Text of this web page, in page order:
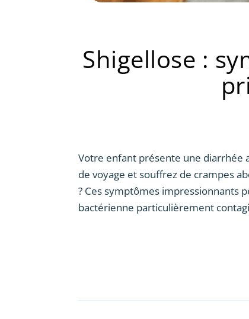
Shigellose :
Votre enfant présente une diarrhée
de voyage et souffrez de crampes
? Ces symptômes impressionnants
bactérienne particulièrement